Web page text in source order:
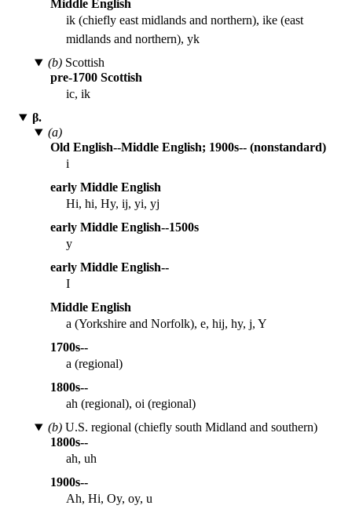
Middle English
ik (chiefly east midlands and northern), ike (east
midlands and northern), yk
(b)Scottish
pre-1700 Scottish
ic, ik
β.
(a)
Old English--Middle English; 1900s-- (nonstandard)
i
early Middle English
Hi, hi, Hy, ij, yi, yj
early Middle English--1500s
y
early Middle English--
I
Middle English
a (Yorkshire and Norfolk), e, hij, hy, j, Y
1700s--
a (regional)
1800s--
ah (regional), oi (regional)
(b)U.S. regional (chiefly south Midland and southern)
1800s--
ah, uh
1900s--
Ah, Hi, Oy, oy, u